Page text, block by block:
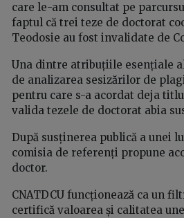
care le-am consultat pe
faptul că trei teze de doctorat
Teodosie au fost invalidate de
Una dintre atribuțiile esențiale
de analizarea sesizărilor de
pentru care s-a acordat deja
valida tezele de doctorat abia
După susținerea publică a unei
comisia de referenți propune
doctor.
CNATDCU funcționează ca un
certifică valoarea și calitatea